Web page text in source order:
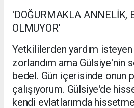
'DOĞURMAKLA ANNELİK,
OLMUYOR'
Yetkililerden yardım isteyen
zorlandım ama Gülsiye'nin
bedel. Gün içerisinde onun
çalışıyorum. Gülsiye'de
kendi evlatlarımda